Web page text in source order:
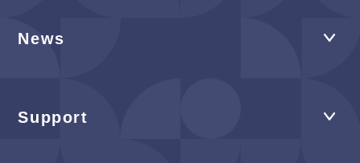
News
Support